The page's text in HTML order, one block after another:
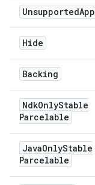
UnsupportedApp
Hide
Backing
NdkOnlyStable
Parcelable
JavaOnlyStable
Parcelable